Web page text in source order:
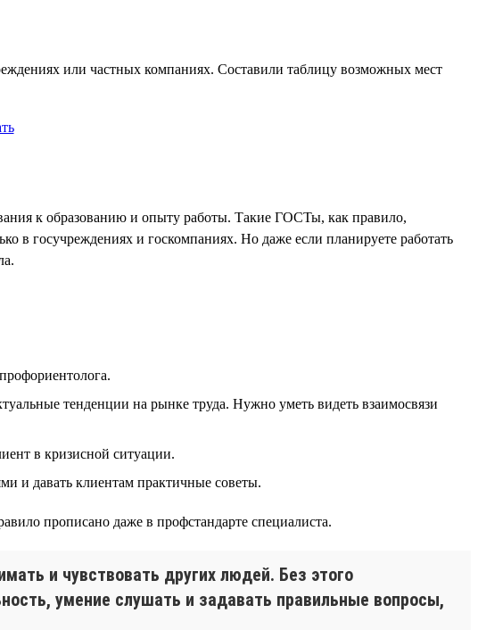
или частных компаниях. Составили таблицу возможных мест
к образованию и опыту работы. Такие ГОСТы, как правило,
в госучреждениях и госкомпаниях. Но даже если планируете работать
тенденции на рынке труда. Нужно уметь видеть взаимосвязи
в кризисной ситуации.
и давать клиентам практичные советы.
прописано даже в профстандарте специалиста.
и чувствовать других людей. Без этого
умение слушать и задавать правильные вопросы,